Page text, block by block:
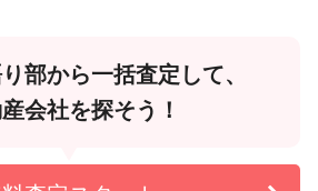
部から一括査定して、
会社を探そう！